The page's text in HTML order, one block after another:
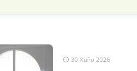
30 Xuño 2026